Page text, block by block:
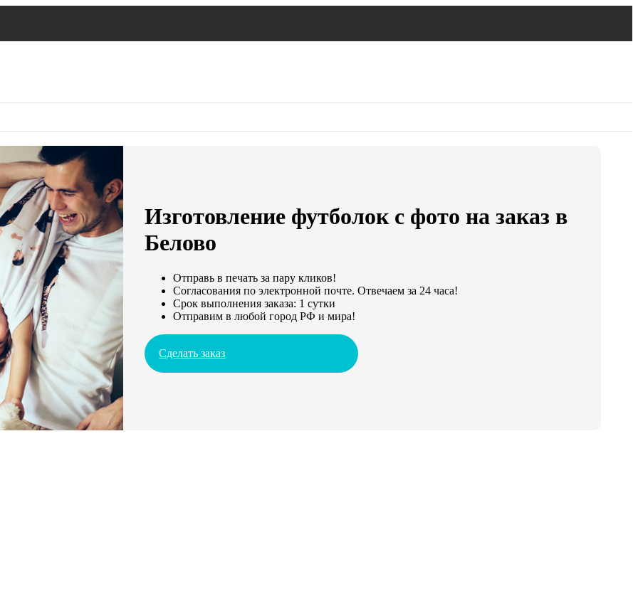
Изготовление футболок с фото на заказ в
Белово
Отправь в печать за пару кликов!
Согласования по электронной почте. Отвечаем за 24 часа!
Срок выполнения заказа: 1 сутки
Отправим в любой город РФ и мира!
Сделать заказ